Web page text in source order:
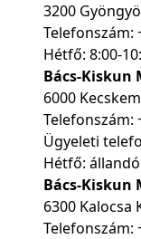
3200
Telefonszám:
Hétfő: 8:00-
Bács-Kiskun
6000
Telefonszám:
Ügyeleti
Hétfő:
Bács-Kiskun
6300 Kalocsa
Telefonszám: